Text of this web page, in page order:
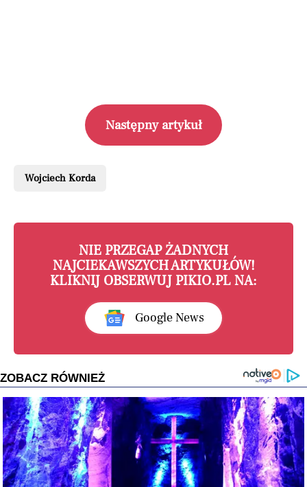
Następny artykuł
Wojciech Korda
NIE PRZEGAP ŻADNYCH
NAJCIEKAWSZYCH ARTYKUŁÓW!
KLIKNIJ OBSERWUJ PIKIO.PL NA:
Google News
ZOBACZ RÓWNIEŻ